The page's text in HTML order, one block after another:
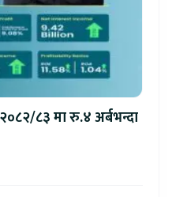
८३ मा रु.४ अर्बभन्दा